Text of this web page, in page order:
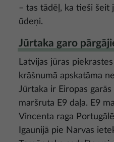
– tas tādēļ, ka tieši šeit
ūdeņi.
Jūrtaka garo
Latvijas jūras
krāšnumā apskatāma
Jūrtaka ir Eiropas
maršruta E9 daļa. E9
Vincenta raga
Igaunijā pie Narvas